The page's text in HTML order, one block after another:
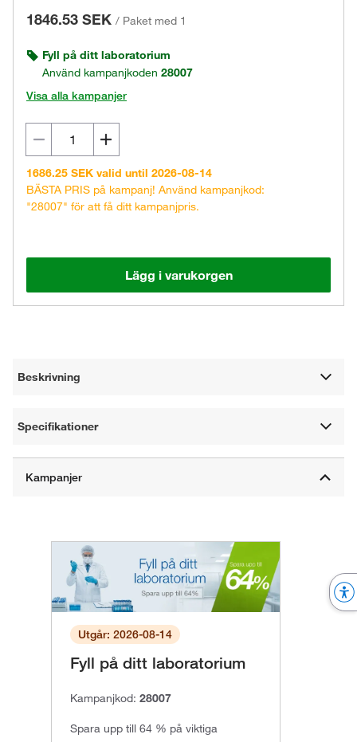
1846.53 SEK / Paket med 1
Fyll på ditt laboratorium
Använd kampanjkoden 28007
Visa alla kampanjer
1686.25 SEK valid until 2026-08-14
BÄSTA PRIS på kampanj! Använd kampanjkod:
"28007" för att få ditt kampanjpris.
Lägg i varukorgen
Beskrivning
Specifikationer
Utgår: 2026-08-14
Fyll på ditt laboratorium
Kampanjkod: 28007
Spara upp till 64 % på viktiga